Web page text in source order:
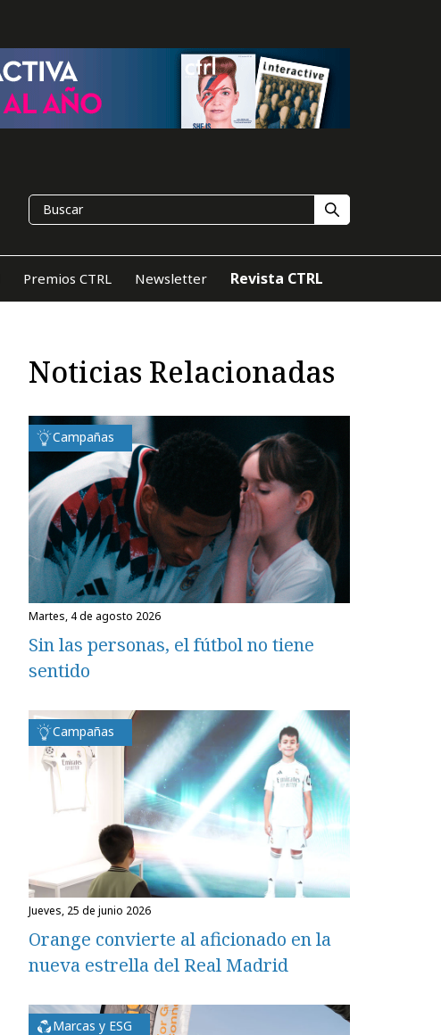
Premios CTRL Newsletter Revista CTRL
Noticias Relacionadas
Campañas
martes, 4 de agosto 2026
Sin las personas, el fútbol no tiene
sentido
Campañas
jueves, 25 de junio 2026
Orange convierte al aficionado en la
nueva estrella del Real Madrid
Marcas y ESG